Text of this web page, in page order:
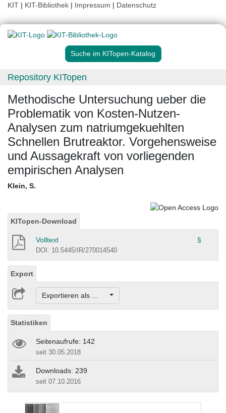
KIT | KIT-Bibliothek | Impressum | Datenschutz
Suche im KITopen-Katalog
Repository KITopen
Methodische Untersuchung ueber die
Problematik von Kosten-Nutzen-
Analysen zum natriumgekuehlten
Schnellen Brutreaktor. Vorgehensweise
und Aussagekraft von vorliegenden
empirischen Analysen
Klein, S.
KITopen-Download
Volltext §
DOI: 10.5445/IR/270014540
Export
Exportieren als ...
Statistiken
Seitenaufrufe: 142
seit 30.05.2018
Downloads: 239
seit 07.10.2016